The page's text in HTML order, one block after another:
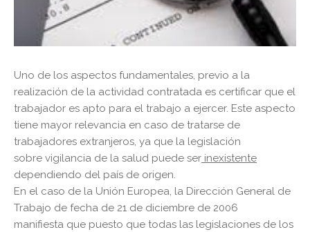
Uno de los aspectos fundamentales, previo a la
realización de la actividad contratada es certificar que el
trabajador es apto para el trabajo a ejercer. Este aspecto
tiene mayor relevancia en caso de tratarse de
trabajadores extranjeros, ya que la legislación
sobre vigilancia de la salud puede ser inexistente
dependiendo del país de origen.
En el caso de la Unión Europea, la Dirección General de
Trabajo de fecha de 21 de diciembre de 2006
manifiesta que puesto que todas las legislaciones de los